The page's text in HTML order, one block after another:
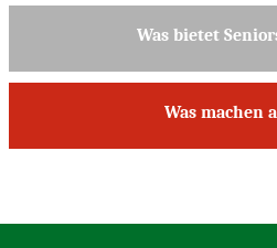
Was bietet
Was machen